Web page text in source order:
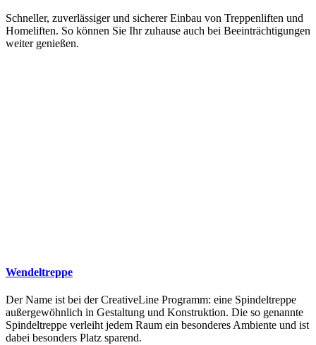
Schneller, zuverlässiger und sicherer Einbau von Treppenliften und
Homeliften. So können Sie Ihr zuhause auch bei Beeinträchtigungen
weiter genießen.
Wendeltreppe
Der Name ist bei der CreativeLine Programm: eine Spindeltreppe
außergewöhnlich in Gestaltung und Konstruktion. Die so genannte
Spindeltreppe verleiht jedem Raum ein besonderes Ambiente und ist
dabei besonders Platz sparend.